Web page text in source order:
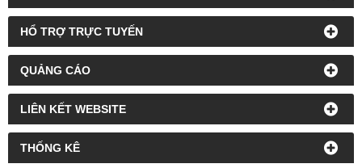
HỔ TRỢ TRỰC TUYẾN
QUẢNG CÁO
LIÊN KẾT WEBSITE
THỐNG KÊ